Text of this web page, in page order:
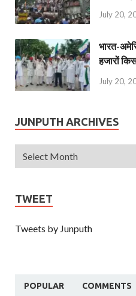
July 20,
भारत-
हजारों
July 20,
JUNPUTH ARCHIVES
TWEET
Tweets by Junputh
POPULAR COMMENTS